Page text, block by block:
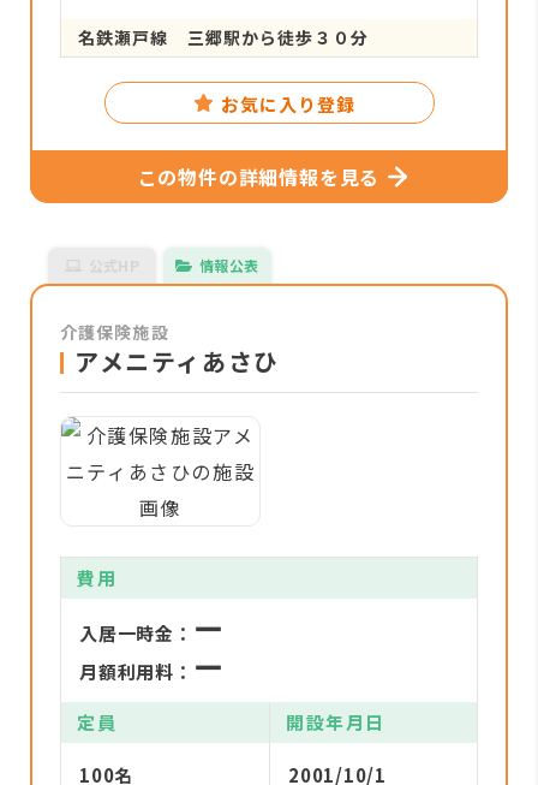
名鉄瀬戸線 三郷駅から徒歩３０分
お気に入り登録
この物件の詳細情報を見る
情報公表
介護保険施設
アメニティあさひ
費用
入居一時金： ー
月額利用料： ー
定員 開設年月日
100名 2001/10/1